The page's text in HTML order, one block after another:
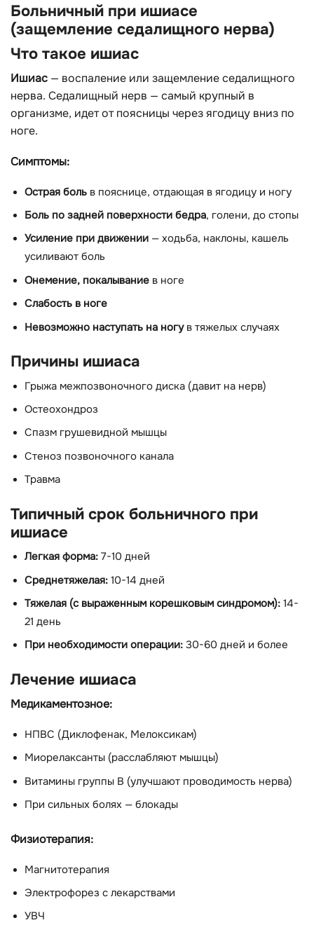
Больничный при ишиасе
(защемление седалищного нерва)
Что такое ишиас
Ишиас — воспаление или защемление седалищного
нерва. Седалищный нерв — самый крупный в
организме, идет от поясницы через ягодицу вниз по
ноге.
Симптомы:
Острая боль в пояснице, отдающая в ягодицу и ногу
Боль по задней поверхности бедра, голени, до стопы
Усиление при движении — ходьба, наклоны, кашель
усиливают боль
Онемение, покалывание в ноге
Слабость в ноге
Невозможно наступать на ногув тяжелых случаях
Причины ишиаса
Грыжа межпозвоночного диска (давит на нерв)
Остеохондроз
Спазм грушевидной мышцы
Стеноз позвоночного канала
Травма
Типичный срок больничного при
ишиасе
Легкая форма: 7-10 дней
Среднетяжелая: 10-14 дней
Тяжелая (с выраженным корешковым синдромом): 14-
21 день
При необходимости операции: 30-60 дней и более
Лечение ишиаса
Медикаментозное:
НПВС (Диклофенак, Мелоксикам)
Миорелаксанты (расслабляют мышцы)
Витамины группы В (улучшают проводимость нерва)
При сильных болях — блокады
Физиотерапия:
Магнитотерапия
Электрофорез с лекарствами
УВЧ